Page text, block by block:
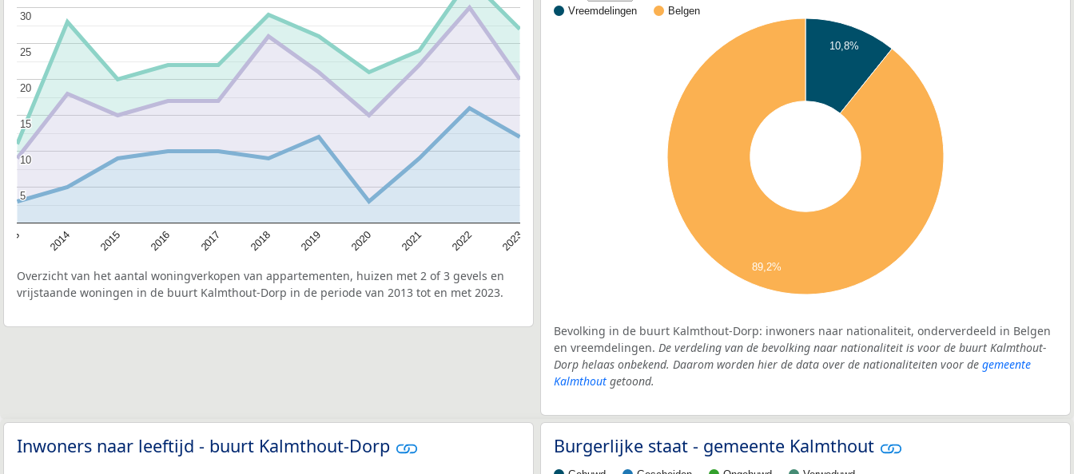
2014 2015 2016 2017 2018 2019 2020 2021 2022 2023
5
5
10
10
15
15
20
20
25
25
30
30
Overzicht van het aantal woningverkopen van appartementen, huizen met 2 of 3 gevels en
vrijstaande woningen in de buurt Kalmthout-Dorp in de periode van 2013 tot en met 2023.
Vreemdelingen Belgen
10,8%
89,2%
Bevolking in de buurt Kalmthout-Dorp: inwoners naar nationaliteit, onderverdeeld in Belgen
en vreemdelingen. De verdeling van de bevolking naar nationaliteit is voor de buurt Kalmthout-
Dorp helaas onbekend. Daarom worden hier de data over de nationaliteiten voor de gemeente
Kalmthout getoond.
Inwoners naar leeftijd - buurt Kalmthout-Dorp Burgerlijke staat - gemeente Kalmthout